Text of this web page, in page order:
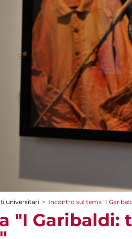
universitari > Incontro sul tema "I
"I Garibaldi: